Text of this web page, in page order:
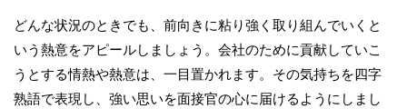
どんな状況のときでも、前向きに粘り強く取り組んでいくと
いう熱意をアピールしましょう。会社のために貢献していこ
うとする情熱や熱意は、一目置かれます。その気持ちを四字
熟語で表現し、強い思いを面接官の心に届けるようにしまし